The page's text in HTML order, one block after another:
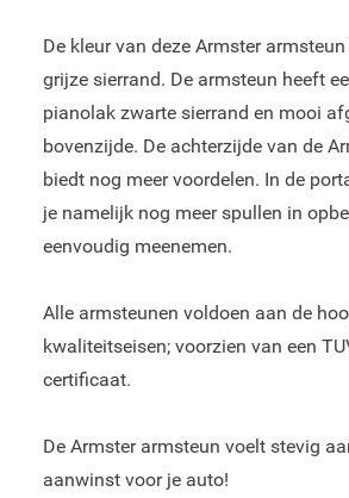
De kleur van deze Armster
grijze sierrand. De armsteun heeft
pianolak zwarte sierrand en mooi
bovenzijde. De achterzijde van de
biedt nog meer voordelen. In de
je namelijk nog meer spullen in
eenvoudig meenemen.
Alle armsteunen voldoen aan de
kwaliteitseisen; voorzien van een
certificaat.
De Armster armsteun voelt stevig
aanwinst voor je auto!